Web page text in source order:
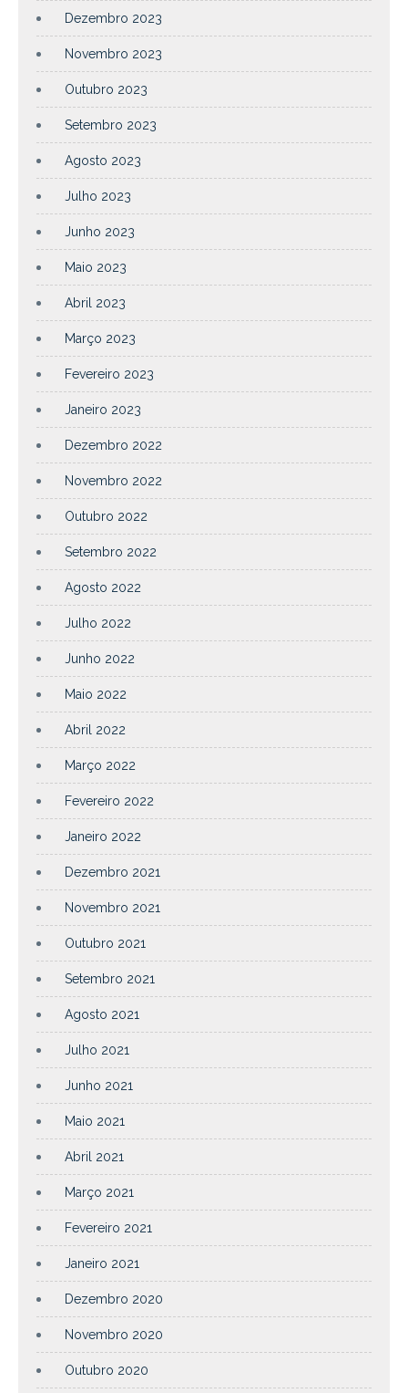
Dezembro 2023
Novembro 2023
Outubro 2023
Setembro 2023
Agosto 2023
Julho 2023
Junho 2023
Maio 2023
Abril 2023
Março 2023
Fevereiro 2023
Janeiro 2023
Dezembro 2022
Novembro 2022
Outubro 2022
Setembro 2022
Agosto 2022
Julho 2022
Junho 2022
Maio 2022
Abril 2022
Março 2022
Fevereiro 2022
Janeiro 2022
Dezembro 2021
Novembro 2021
Outubro 2021
Setembro 2021
Agosto 2021
Julho 2021
Junho 2021
Maio 2021
Abril 2021
Março 2021
Fevereiro 2021
Janeiro 2021
Dezembro 2020
Novembro 2020
Outubro 2020